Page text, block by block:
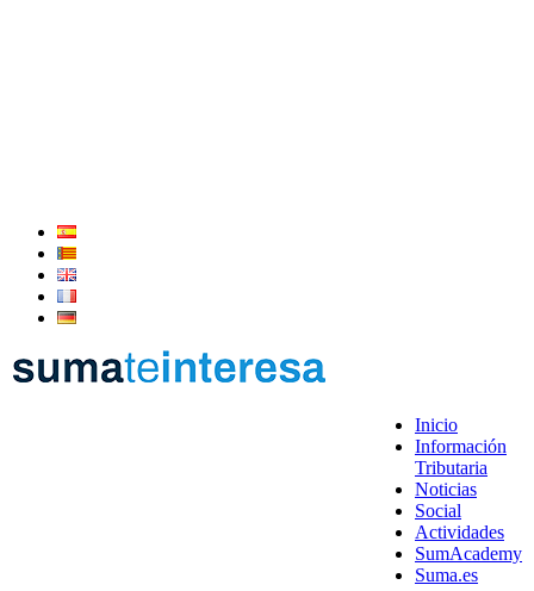
Inicio
Información
Tributaria
Noticias
Social
Actividades
SumAcademy
Suma.es